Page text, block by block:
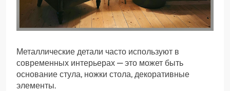
Металлические детали часто используют в
современных интерьерах — это может быть
основание стула, ножки стола, декоративные
элементы.